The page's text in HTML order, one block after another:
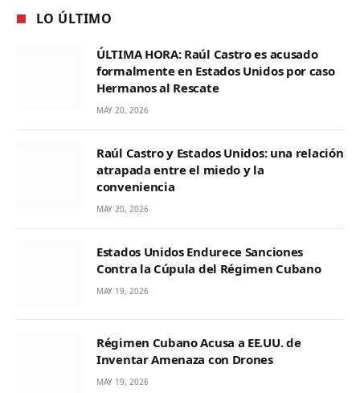
LO ÚLTIMO
ÚLTIMA HORA: Raúl Castro es acusado
formalmente en Estados Unidos por caso
Hermanos al Rescate
MAY 20, 2026
Raúl Castro y Estados Unidos: una relación
atrapada entre el miedo y la
conveniencia
MAY 20, 2026
Estados Unidos Endurece Sanciones
Contra la Cúpula del Régimen Cubano
MAY 19, 2026
Régimen Cubano Acusa a EE.UU. de
Inventar Amenaza con Drones
MAY 19, 2026